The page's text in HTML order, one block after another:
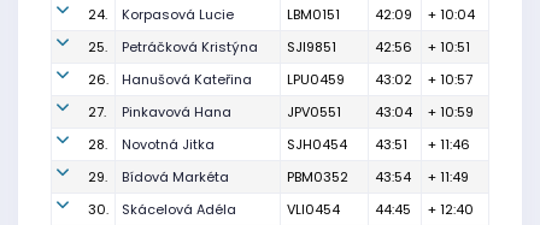
24.
Korpasová Lucie LBM0151 42:09
+ 10:04
25.
Petráčková Kristýna SJI9851 42:56
+ 10:51
26.
Hanušová Kateřina LPU0459 43:02
+ 10:57
27.
Pinkavová Hana JPV0551 43:04
+ 10:59
28.
Novotná Jitka SJH0454 43:51
+ 11:46
29.
Bídová Markéta PBM0352 43:54
+ 11:49
30.
Skácelová Adéla VLI0454 44:45
+ 12:40